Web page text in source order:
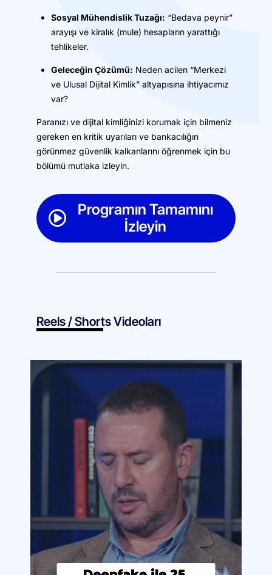
Sosyal Mühendislik Tuzağı: “Bedava peynir”
arayışı ve kiralık (mule) hesapların yarattığı
tehlikeler.
Geleceğin Çözümü: Neden acilen “Merkezi
ve Ulusal Dijital Kimlik” altyapısına ihtiyacımız
var?
Paranızı ve dijital kimliğinizi korumak için bilmeniz
gereken en kritik uyarıları ve bankacılığın
görünmez güvenlik kalkanlarını öğrenmek için bu
bölümü mutlaka izleyin.
Programın Tamamını
İzleyin
Reels / Shorts Videoları